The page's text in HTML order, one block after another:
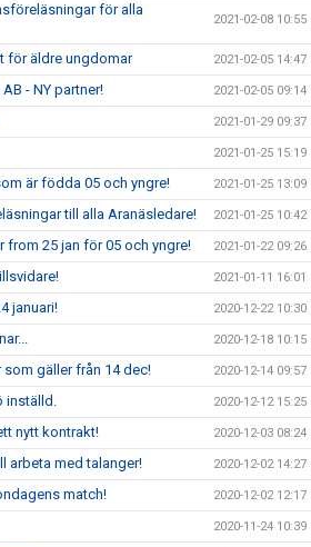
för alla
2021-02-08 10:55
för äldre ungdomar 2021-02-05 14:47
- NY partner! 2021-02-05 09:14
2021-01-29 09:37
2021-01-25 15:19
är födda 05 och yngre! 2021-01-25 13:09
till alla Aranäsledare! 2021-01-25 10:42
from 25 jan för 05 och yngre! 2021-01-22 09:26
2021-01-11 16:01
januari! 2020-12-22 10:30
2020-12-18 10:15
gäller från 14 dec! 2020-12-14 09:57
inställd. 2020-12-12 15:25
nytt kontrakt! 2020-12-03 08:24
arbeta med talanger! 2020-12-02 14:27
match! 2020-12-02 12:17
2020-11-24 10:39